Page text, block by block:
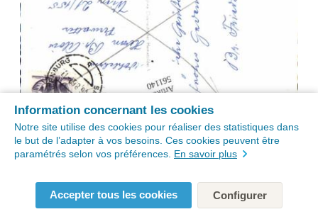
Information concernant les cookies
Notre site utilise des cookies pour réaliser des statistiques dans
le but de l’adapter à vos besoins. Ces cookies peuvent être
paramétrés selon vos préférences. En savoir plus
Accepter tous les cookies Configurer